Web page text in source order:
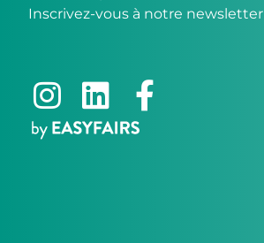
Inscrivez-vous à notre newsletter